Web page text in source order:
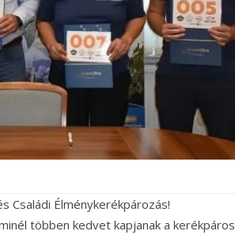
Családi Élménykerékpározás!
többen kedvet kapjanak a kerékpáros